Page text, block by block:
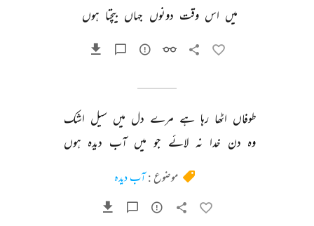
میں اس وقت دونوں جہاں بیچتا ہوں
طوفاں اٹھا رہا ہے مرے دل میں سیل اشک
وہ دن خدا نہ لائے جو میں آب دیدہ ہوں
موضوع :آب دیدہ